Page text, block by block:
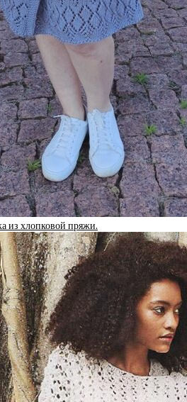
из хлопковой пряжи.